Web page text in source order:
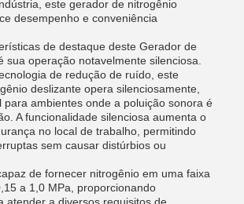
este gerador de nitrogênio
desempenho e conveniência
de destaque deste Gerador de
sua operação notavelmente silenciosa.
de redução de ruído, este
deslizante opera silenciosamente,
para ambientes onde a poluição sonora é
A funcionalidade silenciosa aumenta o
no local de trabalho, permitindo
sem causar distúrbios ou
de fornecer nitrogênio em uma faixa
a 1,0 MPa, proporcionando